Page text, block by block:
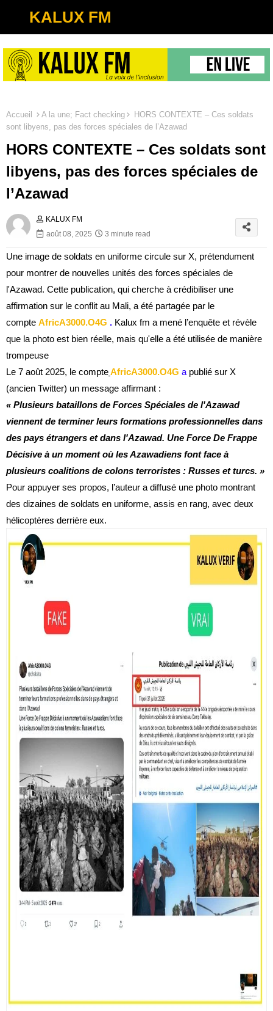
KALUX FM
Accueil A la une; Fact checking
HORS CONTEXTE – Ces soldats
sont libyens, pas des forces spéciales de l’Azawad
HORS CONTEXTE – Ces soldats sont
libyens, pas des forces spéciales de
l’Azawad
KALUX FM
août 08, 2025
3 minute read
Une image de soldats en uniforme circule sur X, prétendument
pour montrer de nouvelles unités des forces spéciales de
l'Azawad. Cette publication, qui cherche à crédibiliser une
affirmation sur le conflit au Mali, a été partagée par le
compte AfricA3000.O4G . Kalux fm a mené l’enquête et révèle
que la photo est bien réelle, mais qu'elle a été utilisée de manière
trompeuse
Le 7 août 2025, le compteAfricA3000.O4G a publié sur X
(ancien Twitter) un message affirmant :
« Plusieurs bataillons de Forces Spéciales de l'Azawad
viennent de terminer leurs formations professionnelles dans
des pays étrangers et dans l'Azawad. Une Force De Frappe
Décisive à un moment où les Azawadiens font face à
plusieurs coalitions de colons terroristes : Russes et turcs. »
Pour appuyer ses propos, l’auteur a diffusé une photo montrant
des dizaines de soldats en uniforme, assis en rang, avec deux
hélicoptères derrière eux.